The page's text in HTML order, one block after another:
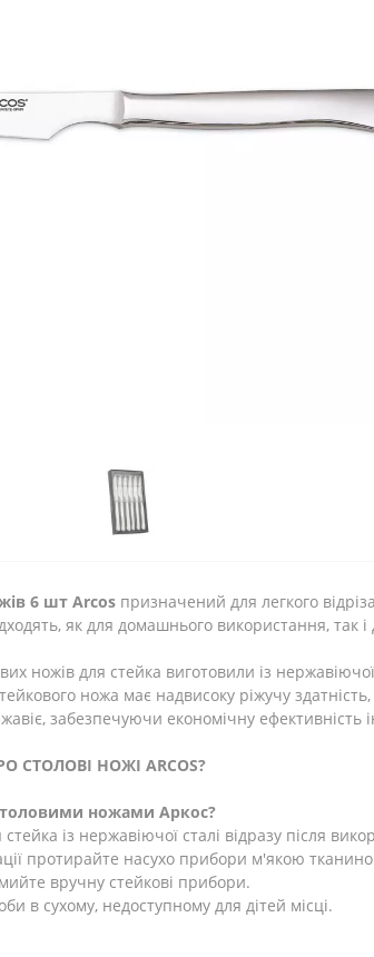
6 шт Arcos призначений для легкого
як для домашнього використання, так
ножів для стейка виготовили із
ножа має надвисоку ріжучу
забезпечуючи економічну ефективність
СТОЛОВІ НОЖІ ARCOS?
ножами Аркос?
із нержавіючої сталі відразу після
протирайте насухо прибори м'якою
вручну стейкові прибори.
в сухому, недоступному для дітей місці.